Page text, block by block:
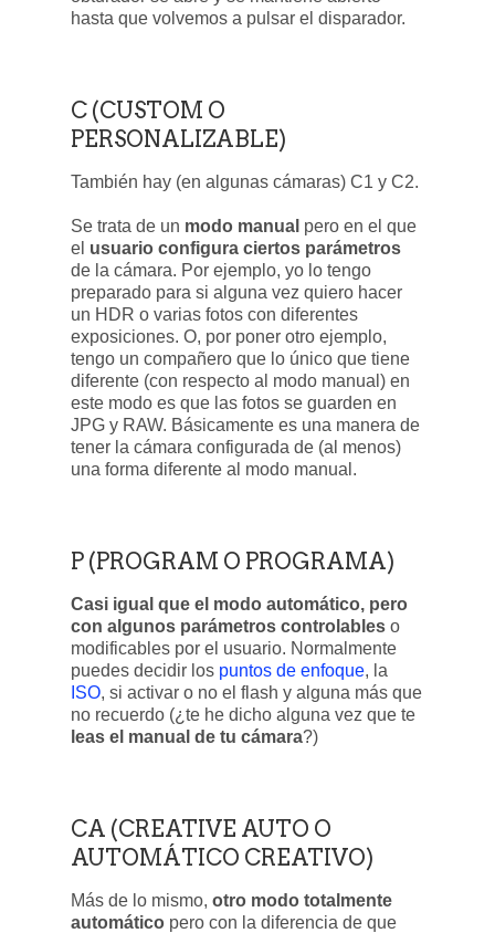
hasta que volvemos a pulsar el disparador.
C (CUSTOM O
PERSONALIZABLE)
También hay (en algunas cámaras) C1 y C2.
Se trata de un modo manual pero en el que
el usuario configura ciertos parámetros
de la cámara. Por ejemplo, yo lo tengo
preparado para si alguna vez quiero hacer
un HDR o varias fotos con diferentes
exposiciones. O, por poner otro ejemplo,
tengo un compañero que lo único que tiene
diferente (con respecto al modo manual) en
este modo es que las fotos se guarden en
JPG y RAW. Básicamente es una manera de
tener la cámara configurada de (al menos)
una forma diferente al modo manual.
P (PROGRAM O PROGRAMA)
Casi igual que el modo automático, pero
con algunos parámetros controlables o
modificables por el usuario. Normalmente
puedes decidir los puntos de enfoque, la
ISO, si activar o no el flash y alguna más que
no recuerdo (¿te he dicho alguna vez que te
leas el manual de tu cámara?)
CA (CREATIVE AUTO O
AUTOMÁTICO CREATIVO)
Más de lo mismo, otro modo totalmente
automático pero con la diferencia de que